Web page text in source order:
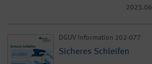
2023.06
DGUV Information 202-077
Sicheres Schleifen